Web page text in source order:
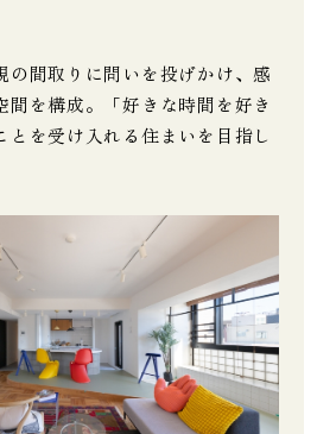
の間取りに問いを投げかけ、感
間を構成。「好きな時間を好き
とを受け入れる住まいを目指し